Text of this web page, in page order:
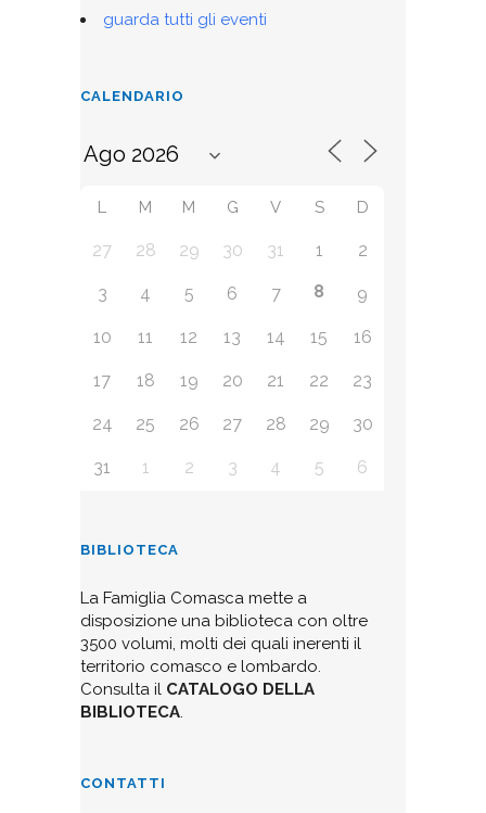
guarda tutti gli eventi
CALENDARIO
L M M G V S D
27 28 29 30 31 1 2
3 4 5 6 7 8 9
10 11 12 13 14 15 16
17 18 19 20 21 22 23
24 25 26 27 28 29 30
31 1 2 3 4 5 6
BIBLIOTECA
La Famiglia Comasca mette a
disposizione una biblioteca con oltre
3500 volumi, molti dei quali inerenti il
territorio comasco e lombardo.
Consulta il CATALOGO DELLA
BIBLIOTECA.
CONTATTI